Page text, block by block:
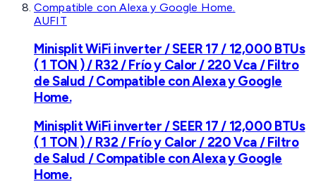
AUFIT
Minisplit WiFi inverter / SEER 17 / 12,000 BTUs
( 1 TON ) / R32 / Frío y Calor / 220 Vca / Filtro
de Salud / Compatible con Alexa y Google
Home.
Minisplit WiFi inverter / SEER 17 / 12,000 BTUs
( 1 TON ) / R32 / Frío y Calor / 220 Vca / Filtro
de Salud / Compatible con Alexa y Google
Home.